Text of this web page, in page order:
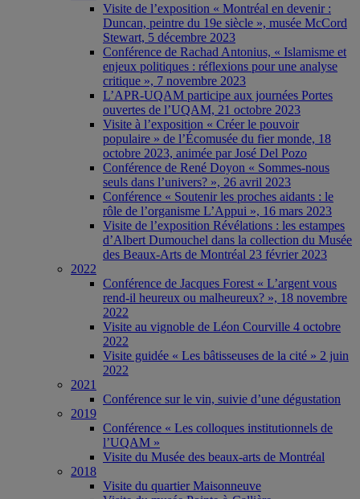
Visite de l’exposition « Montréal en devenir :
Duncan, peintre du 19e siècle », musée McCord
Stewart, 5 décembre 2023
Conférence de Rachad Antonius, « Islamisme et
enjeux politiques : réflexions pour une analyse
critique », 7 novembre 2023
L’APR-UQAM participe aux journées Portes
ouvertes de l’UQAM, 21 octobre 2023
Visite à l’exposition « Créer le pouvoir
populaire » de l’Écomusée du fier monde, 18
octobre 2023, animée par José Del Pozo
Conférence de René Doyon « Sommes-nous
seuls dans l’univers? », 26 avril 2023
Conférence « Soutenir les proches aidants : le
rôle de l’organisme L’Appui », 16 mars 2023
Visite de l’exposition Révélations : les estampes
d’Albert Dumouchel dans la collection du Musée
des Beaux-Arts de Montréal 23 février 2023
2022
Conférence de Jacques Forest « L’argent vous
rend-il heureux ou malheureux? », 18 novembre
2022
Visite au vignoble de Léon Courville 4 octobre
2022
Visite guidée « Les bâtisseuses de la cité » 2 juin
2022
2021
Conférence sur le vin, suivie d’une dégustation
2019
Conférence « Les colloques institutionnels de
l’UQAM »
Visite du Musée des beaux-arts de Montréal
2018
Visite du quartier Maisonneuve